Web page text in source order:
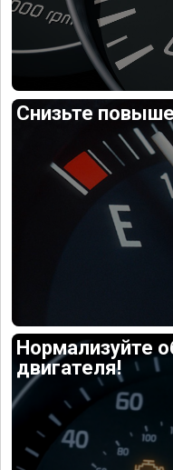
Снизьте
Нормализуйте
двигателя!